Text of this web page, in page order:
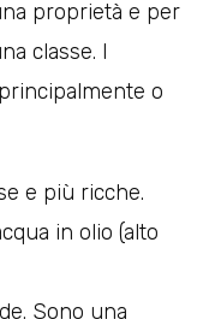
proprietà e per
classe. I
o
e più ricche.
in olio (alto
Sono una